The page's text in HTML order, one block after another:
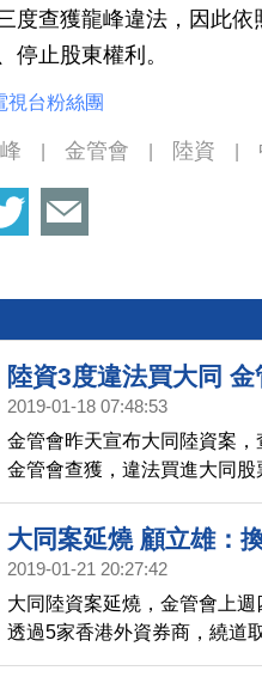
度查獲龍峰違法，因此
停止股東權利。
視台粉絲團
金管會 陸資
陸資3度違法買大同
2019-01-18 07:48:53
金管會昨天宣布大同陸資案
金管會查獲，違法買進大同
港外資券商，進出大同股票
集團402萬元罰鍰、並要求半
大同案延燒 顧立雄：
2019-01-21 20:27:42
大同陸資案延燒，金管會上週
透過5家香港外資券商，繞道
也曝光，金管會主委顧立雄